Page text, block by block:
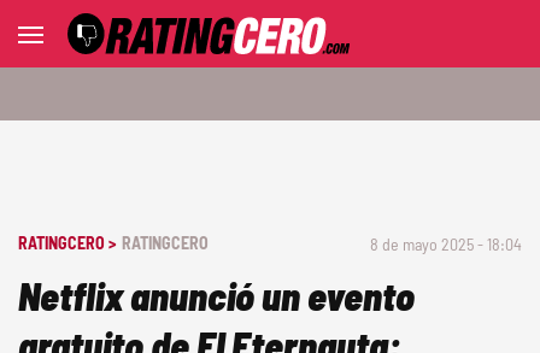
RATINGCERO > RATINGCERO 8 de mayo 2025 - 18:04
Netflix anunció un evento